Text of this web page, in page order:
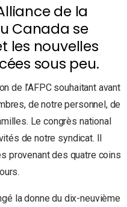
de la
Canada se
les nouvelles
sous peu.
de l’AFPC souhaitant avant
de notre personnel, de
Le congrès national
de notre syndicat. Il
provenant des quatre coins
la donne du dix-neuvième